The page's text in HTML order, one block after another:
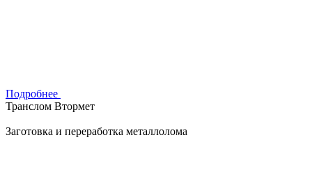
Подробнее
Транслом Втормет
Заготовка и переработка металлолома